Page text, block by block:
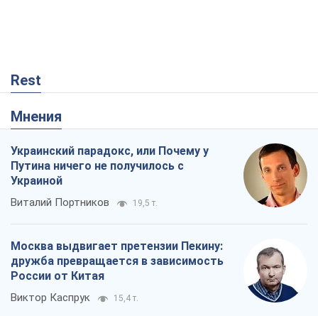
Rest
Мнения
Украинский парадокс, или Почему у
Путина ничего не получилось с
Украиной
Виталий Портников 19,5 т.
Москва выдвигает претензии Пекину:
дружба превращается в зависимость
России от Китая
Виктор Каспрук 15,4 т.